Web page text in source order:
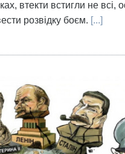
втекти встигли не всі,
розвідку боєм. [...]